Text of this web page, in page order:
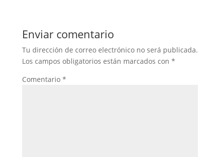
Enviar comentario
Tu dirección de correo electrónico no será publicada.
Los campos obligatorios están marcados con *
Comentario *